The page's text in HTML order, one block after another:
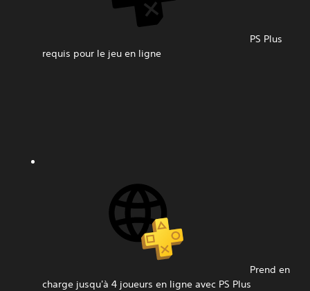
PS Plus
requis pour le jeu en ligne
Prend en
charge jusqu'à 4 joueurs en ligne avec PS Plus